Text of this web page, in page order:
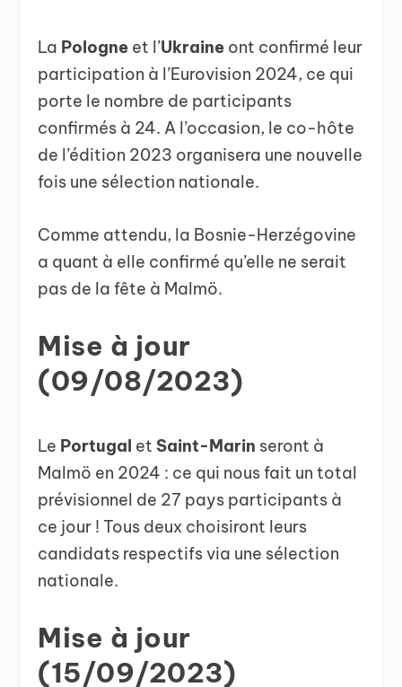
La Pologne et l’Ukraine ont confirmé leur
participation à l’Eurovision 2024, ce qui
porte le nombre de participants
confirmés à 24. A l’occasion, le co-hôte
de l’édition 2023 organisera une nouvelle
fois une sélection nationale.
Comme attendu, la Bosnie-Herzégovine
a quant à elle confirmé qu’elle ne serait
pas de la fête à Malmö.
Mise à jour
(09/08/2023)
Le Portugal et Saint-Marin seront à
Malmö en 2024 : ce qui nous fait un total
prévisionnel de 27 pays participants à
ce jour ! Tous deux choisiront leurs
candidats respectifs via une sélection
nationale.
Mise à jour
(15/09/2023)